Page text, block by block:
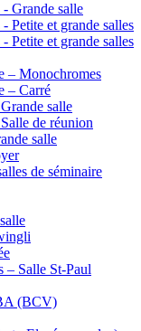
Grande salle
Petite et grande salles
Petite et grande salles
– Monochromes
– Carré
salle
de réunion
salle
de séminaire
– Salle St-Paul
(BCV)